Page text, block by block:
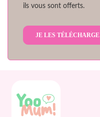
ils vous sont offerts.
JE LES TÉLÉCHARGE